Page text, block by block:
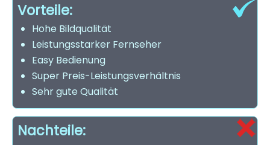
Vorteile:
Hohe Bildqualität
Leistungsstarker Fernseher
Easy Bedienung
Super Preis-Leistungsverhältnis
Sehr gute Qualität
Nachteile: